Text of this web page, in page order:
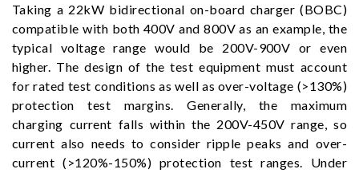
Taking a 22kW bidirectional on-board charger (BOBC)
compatible with both 400V and 800V as an example, the
typical voltage range would be 200V-900V or even
higher. The design of the test equipment must account
for rated test conditions as well as over-voltage (>130%)
protection test margins. Generally, the maximum
charging current falls within the 200V-450V range, so
current also needs to consider ripple peaks and over-
current (>120%-150%) protection test ranges. Under